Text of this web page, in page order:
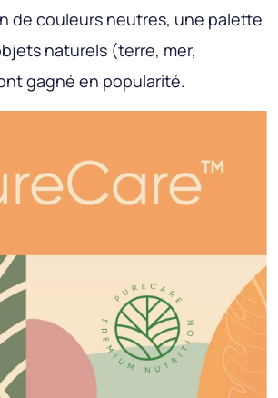
de couleurs neutres, une palette
naturels (terre, mer,
gagné en popularité.